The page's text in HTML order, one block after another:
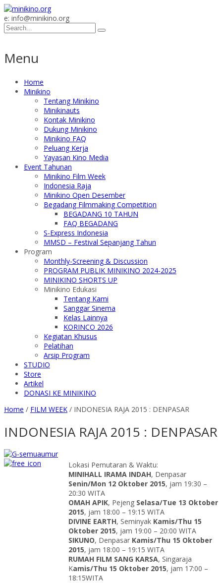
e: info@minikino.org
Menu
Home
Minikino
Tentang Minikino
Minikinauts
Kontak Minikino
Dukung Minikino
Minikino FAQ
Peluang Kerja
Yayasan Kino Media
Event Tahunan
Minikino Film Week
Indonesia Raja
Minikino Open Desember
Begadang Filmmaking Competition
BEGADANG 10 TAHUN
FAQ BEGADANG
S-Express Indonesia
MMSD – Festival Sepanjang Tahun
Program
Monthly-Screening & Discussion
PROGRAM PUBLIK MINIKINO 2024-2025
MINIKINO SHORTS UP
Minikino Edukasi
Tentang Kami
Sanggar Sinema
Kelas Lainnya
KORINCO 2026
Kegiatan Khusus
Pelatihan
Arsip Program
STUDIO
Store
Artikel
DONASI KE MINIKINO
Home / FILM WEEK / INDONESIA RAJA 2015 : DENPASAR
INDONESIA RAJA 2015 : DENPASAR
Lokasi Pemutaran & Waktu:
MINIHALL IRAMA INDAH, Denpasar
Senin/Mon 12 Oktober 2015, jam 19:30 –
20:30 WITA
OMAH APIK, Pejeng Selasa/Tue 13 Oktober
2015, jam 18:00 – 19:15 WITA
DIVINE EARTH, Seminyak Kamis/Thu 15
Oktober 2015, jam 19:00 – 20:00 WITA
SIKUNO, Denpasar Kamis/Thu 15 Oktober
2015, jam 18:00 – 19:15 WITA
RUMAH FILM SANG KARSA, Singaraja
Kamis/Thu 15 Oktober 2015, jam 17:00 –
18:15WITA